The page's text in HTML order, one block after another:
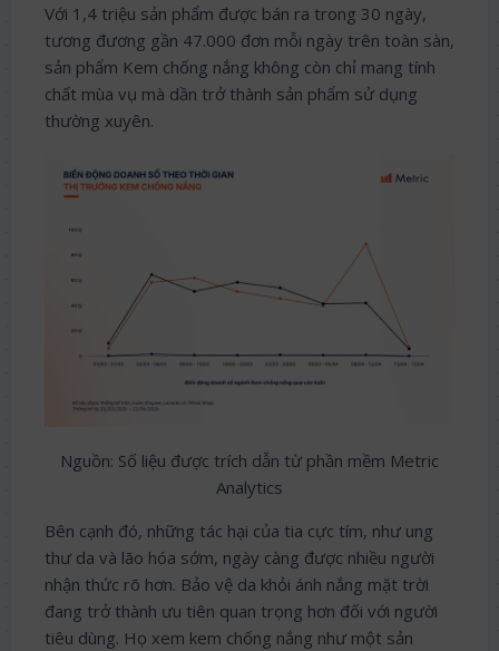
Với 1,4 triệu sản phẩm được bán ra trong 30 ngày,
tương đương gần 47.000 đơn mỗi ngày trên toàn sàn,
sản phẩm Kem chống nắng không còn chỉ mang tính
chất mùa vụ mà dần trở thành sản phẩm sử dụng
thường xuyên.
Nguồn: Số liệu được trích dẫn từ phần mềm Metric
Analytics
Bên cạnh đó, những tác hại của tia cực tím, như ung
thư da và lão hóa sớm, ngày càng được nhiều người
nhận thức rõ hơn. Bảo vệ da khỏi ánh nắng mặt trời
đang trở thành ưu tiên quan trọng hơn đối với người
tiêu dùng. Họ xem kem chống nắng như một sản